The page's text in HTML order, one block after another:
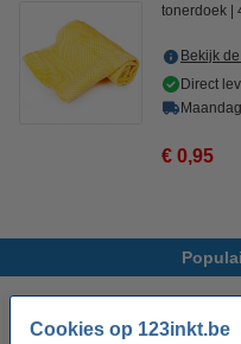
Cookies op 123inkt.be
tonerdoek
Bekijk
Direct
€ 0,95